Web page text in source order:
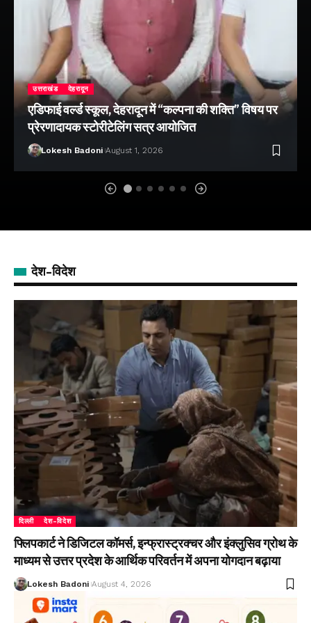
उत्तराखंड देहरादून
एडिफाई वर्ल्ड स्कूल, देहरादून में “कल्पना की शक्ति” विषय पर
प्रेरणादायक स्टोरीटेलिंग सत्र आयोजित
Lokesh Badoni August 1, 2026
देश-विदेश
दिल्ली देश-विदेश
फ्लिपकार्ट ने डिजिटल कॉमर्स, इन्फ्रास्ट्रक्चर और इंक्लुसिव ग्रोथ के
माध्यम से उत्तर प्रदेश के आर्थिक परिवर्तन में अपना योगदान बढ़ाया
Lokesh Badoni August 4, 2026